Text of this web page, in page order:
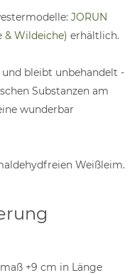
JORUN
& Wildeiche) erhältlich.
bleibt unbehandelt -
Substanzen am
wunderbar
Weißleim.
+9 cm in Länge